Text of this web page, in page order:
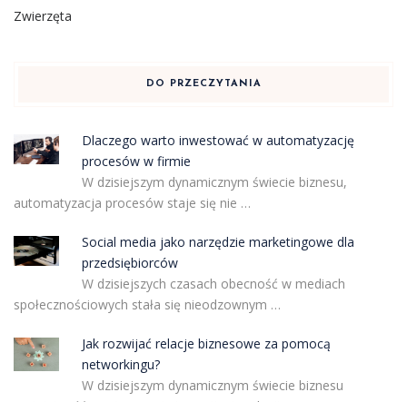
Zwierzęta
DO PRZECZYTANIA
Dlaczego warto inwestować w automatyzację
procesów w firmie
W dzisiejszym dynamicznym świecie biznesu,
automatyzacja procesów staje się nie …
Social media jako narzędzie marketingowe dla
przedsiębiorców
W dzisiejszych czasach obecność w mediach
społecznościowych stała się nieodzownym …
Jak rozwijać relacje biznesowe za pomocą
networkingu?
W dzisiejszym dynamicznym świecie biznesu